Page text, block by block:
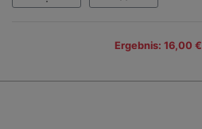
Ergebnis: 16,00 €